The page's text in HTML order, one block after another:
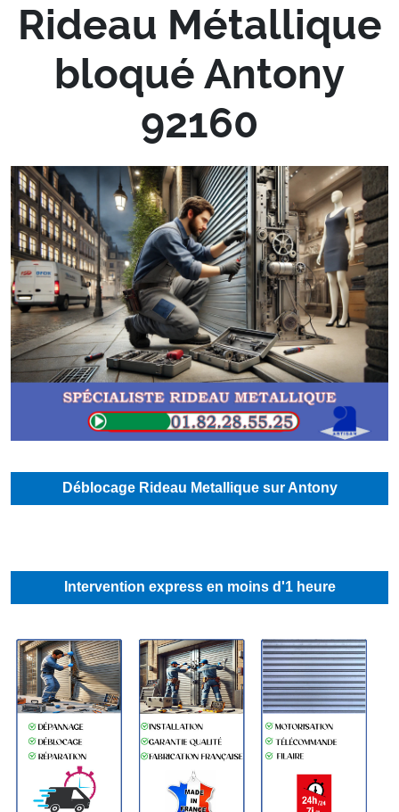
Rideau Métallique
bloqué Antony
92160
Déblocage Rideau Metallique sur Antony
Intervention express en moins d'1 heure